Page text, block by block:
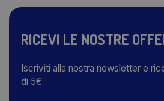
RICEVI LE NOSTRE
Iscriviti alla nostra newsletter e
di 5€